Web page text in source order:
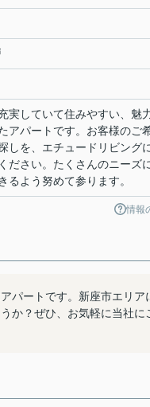
実していて住みやすい、魅
アパートです。お客様のご
しを、エチュードリビング
ださい。たくさんのニーズ
るよう努めて参ります。
情報
パートです。新座市エリア
か？ぜひ、お気軽に当社に